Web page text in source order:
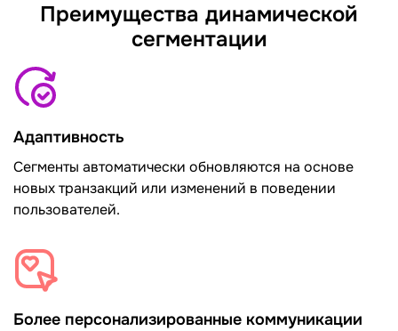
Преимущества динамической
сегментации
Адаптивность
Сегменты автоматически обновляются на основе
новых транзакций или изменений в поведении
пользователей.
Более персонализированные коммуникации